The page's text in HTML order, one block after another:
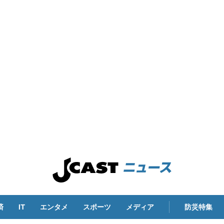
IT エンタメ スポーツ メディア 防災特集